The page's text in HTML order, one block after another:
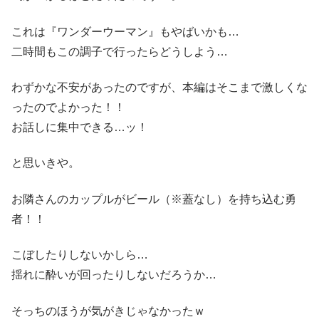
これは『ワンダーウーマン』もやばいかも…
二時間もこの調子で行ったらどうしよう…
わずかな不安があったのですが、本編はそこまで激しくな
ったのでよかった！！
お話しに集中できる…ッ！
と思いきや。
お隣さんのカップルがビール（※蓋なし）を持ち込む勇
者！！
こぼしたりしないかしら…
揺れに酔いが回ったりしないだろうか…
そっちのほうが気がきじゃなかったｗ